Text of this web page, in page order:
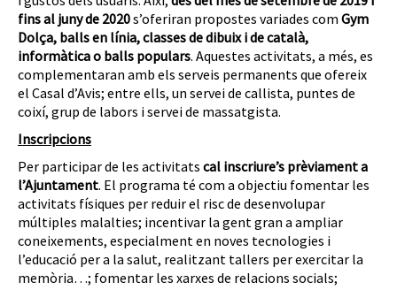
fins al juny de 2020s’oferiran propostes variades com Gym
Dolça, balls en línia, classes de dibuix i de català,
informàtica o balls populars. Aquestes activitats, a més, es
complementaran amb els serveis permanents que ofereix
el Casal d’Avis; entre ells, un servei de callista, puntes de
coixí, grup de labors i servei de massatgista.
Inscripcions
Per participar de les activitats cal inscriure’s prèviament a
l’Ajuntament. El programa té com a objectiu fomentar les
activitats físiques per reduir el risc de desenvolupar
múltiples malalties; incentivar la gent gran a ampliar
coneixements, especialment en noves tecnologies i
l’educació per a la salut, realitzant tallers per exercitar la
memòria…; fomentar les xarxes de relacions socials;